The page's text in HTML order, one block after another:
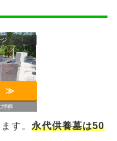
埋葬
≫︎
す。 永代供養墓は50